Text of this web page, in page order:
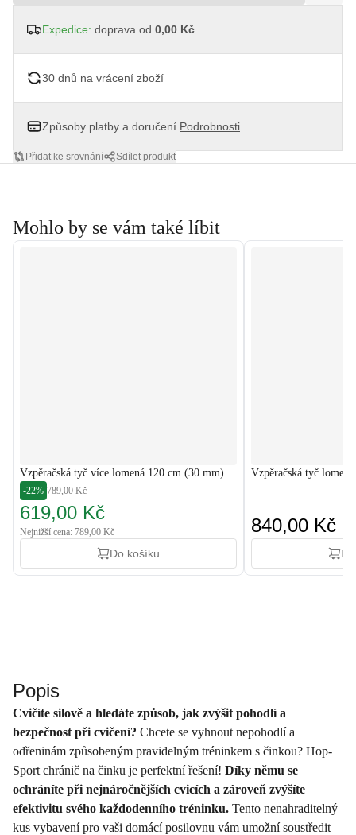
Expedice: doprava od 0,00 Kč
30 dnů na vrácení zboží
Způsoby platby a doručení Podrobnosti
Přidat ke srovnání Sdílet produkt
Mohlo by se vám také líbit
Vzpěračská tyč více lomená 120 cm (30 mm)
-22% 789,00 Kč
619,00 Kč
Nejnižší cena: 789,00 Kč
Do košíku
Vzpěračská tyč
840,00 Kč
Popis
Cvičíte silově a hledáte způsob, jak zvýšit pohodlí a
bezpečnost při cvičení? Chcete se vyhnout nepohodlí a
odřeninám způsobeným pravidelným tréninkem s činkou? Hop-
Sport chránič na činku je perfektní řešení! Díky němu se
ochráníte při nejnáročnějších cvicích a zároveň zvýšíte
efektivitu svého každodenního tréninku. Tento nenahraditelný
kus vybavení pro vaši domácí posilovnu vám umožní soustředit